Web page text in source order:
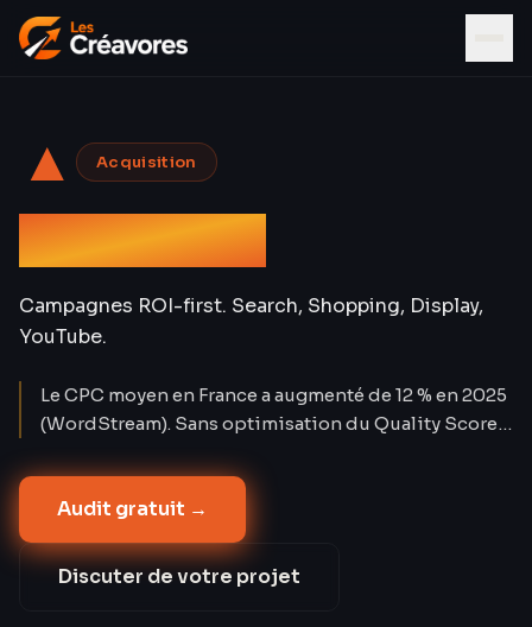
▲ Acquisition
Google Ads
Campagnes ROI-first. Search, Shopping, Display,
YouTube.
Le CPC moyen en France a augmenté de 12 % en 2025
(WordStream). Sans optimisation du Quality Score,
de son potentiel. Nos comptes affichent un Quality
Score moyen de 7,8/10 — soit un CPC réduit de 38 %
par rapport au marché.
Audit gratuit →
Discuter de votre projet